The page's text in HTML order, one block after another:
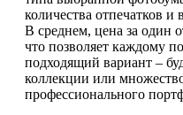
количества отпечатков и
В среднем, цена за один
что позволяет каждому
подходящий вариант –
коллекции или
профессионального